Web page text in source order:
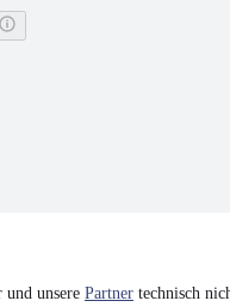
unsere Partner technisch